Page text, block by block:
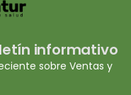
informativo
sobre Ventas y